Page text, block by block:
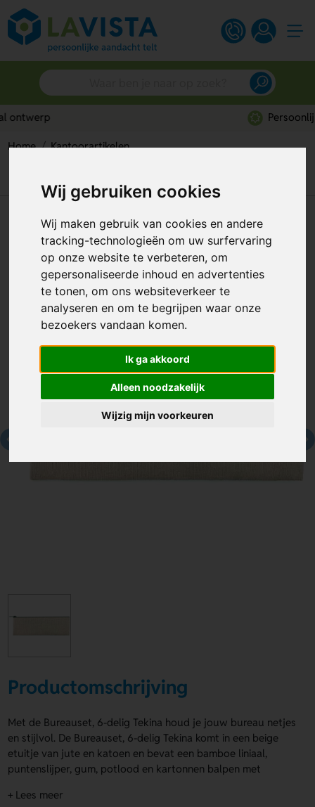
Wij gebruiken cookies
Wij maken gebruik van cookies en andere
tracking-technologieën om uw surfervaring
op onze website te verbeteren, om
gepersonaliseerde inhoud en advertenties
te tonen, om ons websiteverkeer te
analyseren en om te begrijpen waar onze
bezoekers vandaan komen.
Ik ga akkoord
Alleen noodzakelijk
Wijzig mijn voorkeuren
Home
Kantoorartikelen
Tekina 6-delige Bureauset voor
een Georganiseerd Kantoor
Artikelnummer:121121
Productomschrijving
Met de Bureauset, 6-delig Tekina houd je jouw bureau netjes
en stijlvol. De Bureauset, 6-delig Tekina komt in een beige
etuitje van jute en katoen en bevat een bamboe liniaal,
puntenslijper, gum, potlood en kartonnen balpen met
je logo, naam of eigen ontwerp aanbrengen op de voorzijde
+ Lees meer